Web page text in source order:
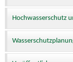
Hochwasserschutz